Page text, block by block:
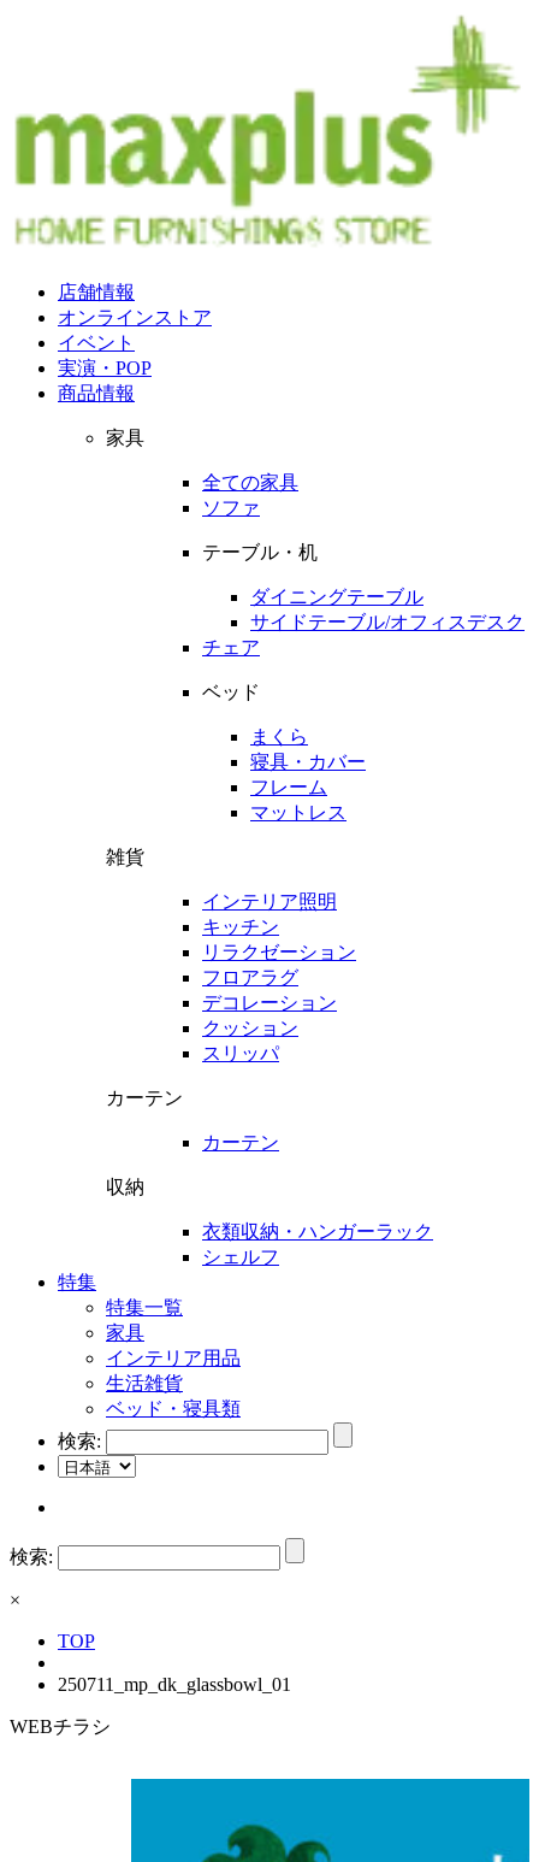
店舗情報
オンラインストア
イベント
実演・POP
商品情報
家具
全ての家具
ソファ
テーブル・机
ダイニングテーブル
サイドテーブル/オフィスデスク
チェア
ベッド
まくら
寝具・カバー
フレーム
マットレス
雑貨
インテリア照明
キッチン
リラクゼーション
フロアラグ
デコレーション
クッション
スリッパ
カーテン
カーテン
収納
衣類収納・ハンガーラック
シェルフ
特集
特集一覧
家具
インテリア用品
生活雑貨
ベッド・寝具類
検索:
検索:
×
TOP
250711_mp_dk_glassbowl_01
WEBチラシ